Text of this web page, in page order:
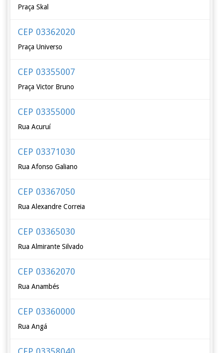
Praça Skal
CEP 03362020
Praça Universo
CEP 03355007
Praça Victor Bruno
CEP 03355000
Rua Acuruí
CEP 03371030
Rua Afonso Galiano
CEP 03367050
Rua Alexandre Correia
CEP 03365030
Rua Almirante Silvado
CEP 03362070
Rua Anambés
CEP 03360000
Rua Angá